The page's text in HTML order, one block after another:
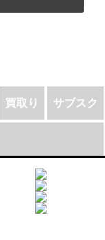
買取り サブスク